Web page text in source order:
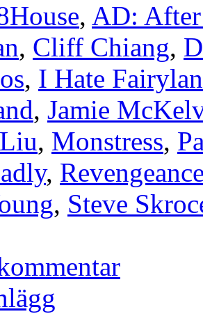
, AD:
, Cliff Chiang,
, I Hate
, Jamie
, Monstress,
,
, Steve